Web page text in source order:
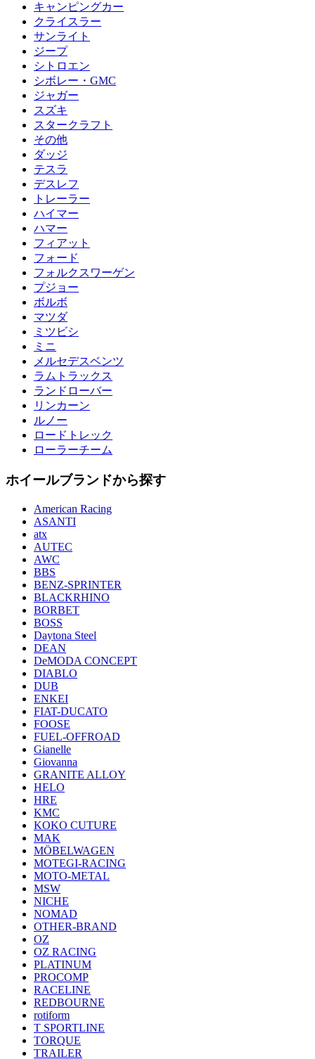
キャンピングカー
クライスラー
サンライト
ジープ
シトロエン
シボレー・GMC
ジャガー
スズキ
スタークラフト
その他
ダッジ
テスラ
デスレフ
トレーラー
ハイマー
ハマー
フィアット
フォード
フォルクスワーゲン
プジョー
ボルボ
マツダ
ミツビシ
ミニ
メルセデスベンツ
ラムトラックス
ランドローバー
リンカーン
ルノー
ロードトレック
ローラーチーム
ホイールブランドから探す
American Racing
ASANTI
atx
AUTEC
AWC
BBS
BENZ-SPRINTER
BLACKRHINO
BORBET
BOSS
Daytona Steel
DEAN
DeMODA CONCEPT
DIABLO
DUB
ENKEI
FIAT-DUCATO
FOOSE
FUEL-OFFROAD
Gianelle
Giovanna
GRANITE ALLOY
HELO
HRE
KMC
KOKO CUTURE
MAK
MÖBELWAGEN
MOTEGI-RACING
MOTO-METAL
MSW
NICHE
NOMAD
OTHER-BRAND
OZ
OZ RACING
PLATINUM
PROCOMP
RACELINE
REDBOURNE
rotiform
T SPORTLINE
TORQUE
TRAILER